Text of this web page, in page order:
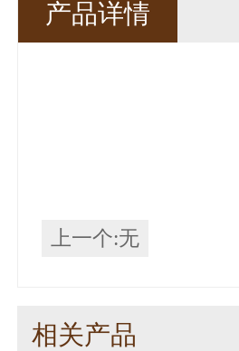
产品详情
上一个:无
相关产品